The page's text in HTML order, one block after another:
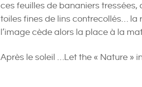
ces feuilles de bananiers tressées,
toiles fines de lins contrecollés… la
l’image cède alors la place à la
Après le soleil …Let the « Nature »